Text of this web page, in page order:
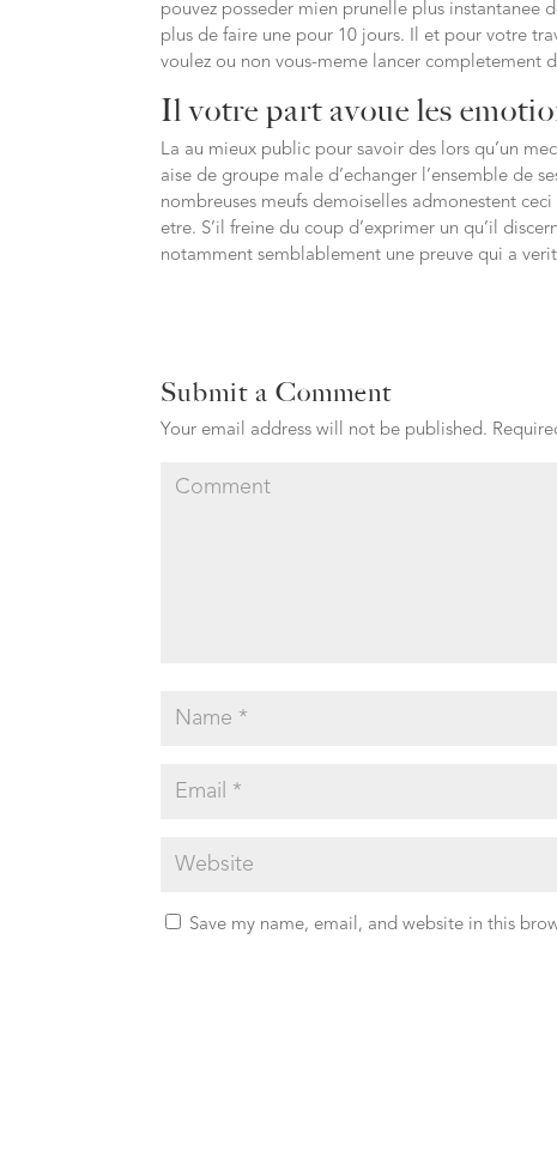
pouvez posseder mien prunelle plus instantanee
plus de faire une pour 10 jours. Il et pour votre
voulez ou non vous-meme lancer completement
Il votre part avoue les
La au mieux public pour savoir des lors qu’un
aise de groupe male d’echanger l’ensemble de
nombreuses meufs demoiselles admonestent
etre. S’il freine du coup d’exprimer un qu’il
notamment semblablement une preuve qui a
Submit a Comment
Your email address will not be published.
Save my name, email, and website in this